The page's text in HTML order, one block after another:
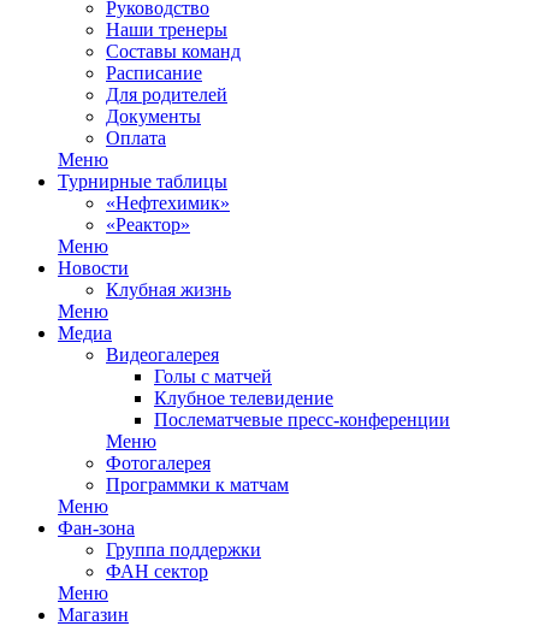
Руководство
Наши тренеры
Составы команд
Расписание
Для родителей
Документы
Оплата
Меню
Турнирные таблицы
«Нефтехимик»
«Реактор»
Меню
Новости
Клубная жизнь
Меню
Медиа
Видеогалерея
Голы с матчей
Клубное телевидение
Послематчевые пресс-конференции
Меню
Фотогалерея
Программки к матчам
Меню
Фан-зона
Группа поддержки
ФАН сектор
Меню
Магазин